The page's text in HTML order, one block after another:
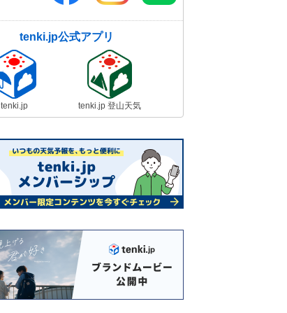
tenki.jp公式アプリ
tenki.jp tenki.jp 登山天気